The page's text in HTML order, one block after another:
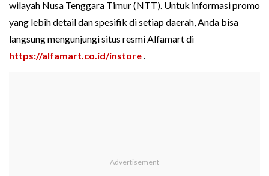
wilayah Nusa Tenggara Timur (NTT). Untuk informasi promo
yang lebih detail dan spesifik di setiap daerah, Anda bisa
langsung mengunjungi situs resmi Alfamart di
https://alfamart.co.id/instore.